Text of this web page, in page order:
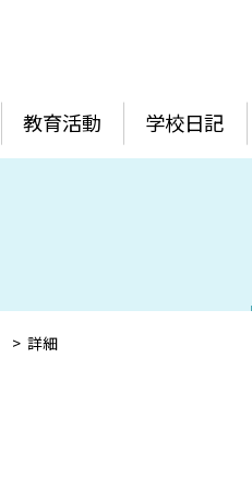
教育活動 学校日記
> 詳細